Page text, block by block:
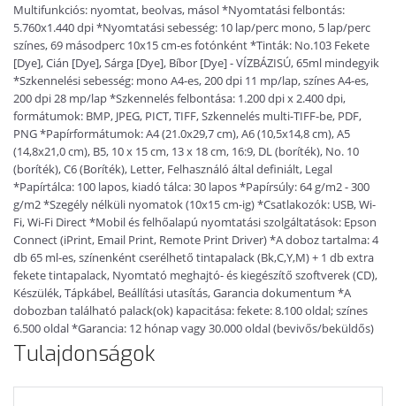
Multifunkciós: nyomtat, beolvas, másol *Nyomtatási felbontás:
5.760x1.440 dpi *Nyomtatási sebesség: 10 lap/perc mono, 5 lap/perc
színes, 69 másodperc 10x15 cm-es fotónként *Tinták: No.103 Fekete
[Dye], Cián [Dye], Sárga [Dye], Bíbor [Dye] - VÍZBÁZISÚ, 65ml mindegyik
*Szkennelési sebesség: mono A4-es, 200 dpi 11 mp/lap, színes A4-es,
200 dpi 28 mp/lap *Szkennelés felbontása: 1.200 dpi x 2.400 dpi,
formátumok: BMP, JPEG, PICT, TIFF, Szkennelés multi-TIFF-be, PDF,
PNG *Papírformátumok: A4 (21.0x29,7 cm), A6 (10,5x14,8 cm), A5
(14,8x21,0 cm), B5, 10 x 15 cm, 13 x 18 cm, 16:9, DL (boríték), No. 10
(boríték), C6 (Boríték), Letter, Felhasználó által definiált, Legal
*Papírtálca: 100 lapos, kiadó tálca: 30 lapos *Papírsúly: 64 g/m2 - 300
g/m2 *Szegély nélküli nyomatok (10x15 cm-ig) *Csatlakozók: USB, Wi-
Fi, Wi-Fi Direct *Mobil és felhőalapú nyomtatási szolgáltatások: Epson
Connect (iPrint, Email Print, Remote Print Driver) *A doboz tartalma: 4
db 65 ml-es, színenként cserélhető tintapalack (Bk,C,Y,M) + 1 db extra
fekete tintapalack, Nyomtató meghajtó- és kiegészítő szoftverek (CD),
Készülék, Tápkábel, Beállítási utasítás, Garancia dokumentum *A
dobozban található palack(ok) kapacitása: fekete: 8.100 oldal; színes
6.500 oldal *Garancia: 12 hónap vagy 30.000 oldal (bevivős/beküldős)
Tulajdonságok